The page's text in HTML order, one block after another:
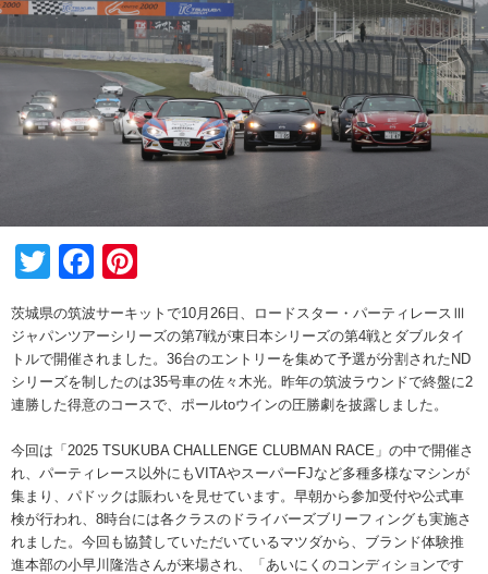
TwitterFacebook
茨城県の筑波サーキットで10月26日、ロードスター・パーティレースⅢ
ジャパンツアーシリーズの第7戦が東日本シリーズの第4戦とダブルタイ
トルで開催されました。36台のエントリーを集めて予選が分割されたND
シリーズを制したのは35号車の佐々木光。昨年の筑波ラウンドで終盤に2
連勝した得意のコースで、ポールtoウインの圧勝劇を披露しました。
今回は「2025 TSUKUBA CHALLENGE CLUBMAN RACE」の中で開催さ
れ、パーティレース以外にもVITAやスーパーFJなど多種多様なマシンが
集まり、パドックは賑わいを見せています。早朝から参加受付や公式車
検が行われ、8時台には各クラスのドライバーズブリーフィングも実施さ
れました。今回も協賛していただいているマツダから、ブランド体験推
進本部の小早川隆浩さんが来場され、「あいにくのコンディションです